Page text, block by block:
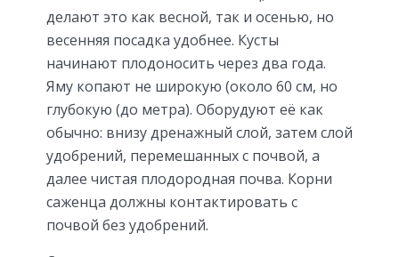
делают это как весной, так и осенью, но
весенняя посадка удобнее. Кусты
начинают плодоносить через два года.
Яму копают не широкую (около 60 см, но
глубокую (до метра). Оборудуют её как
обычно: внизу дренажный слой, затем слой
удобрений, перемешанных с почвой, а
далее чистая плодородная почва. Корни
саженца должны контактировать с
почвой без удобрений.